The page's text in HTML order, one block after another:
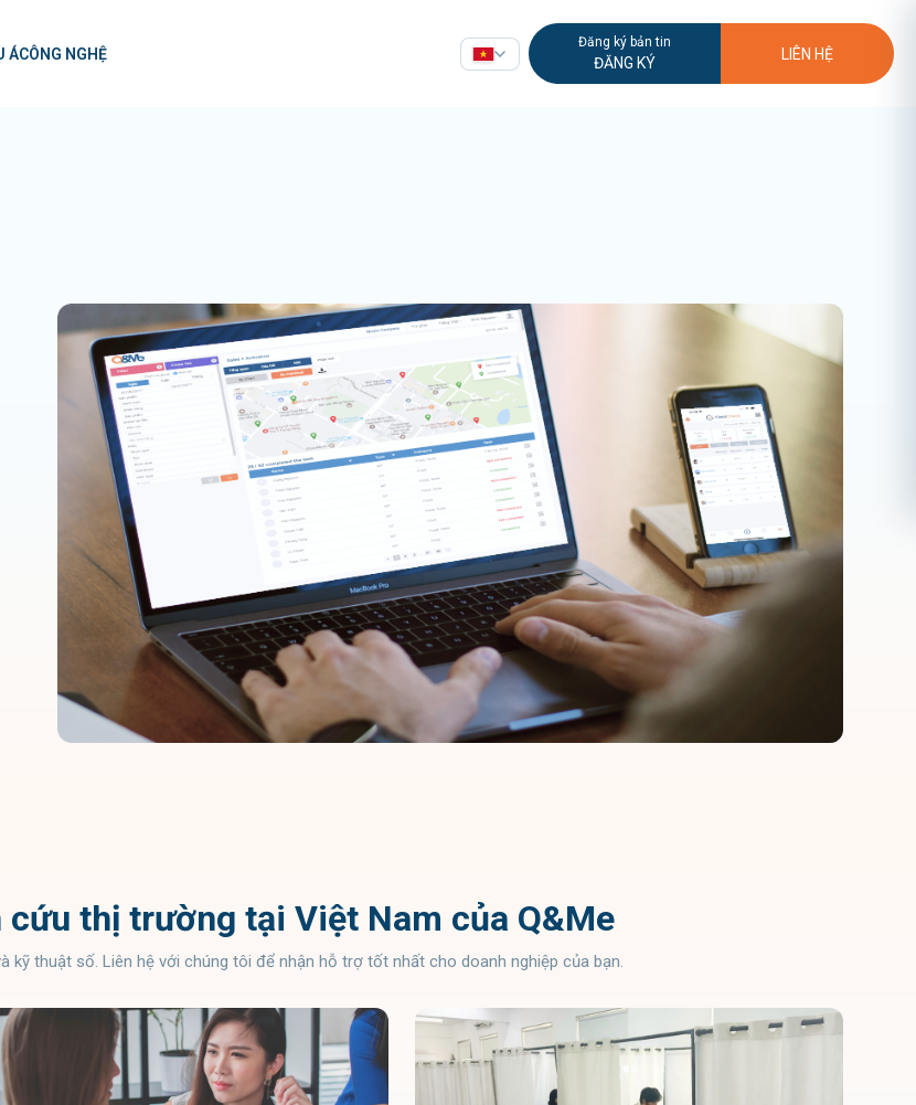
ÁCÔNG NGHỆ
Đăng ký bản tin
ĐĂNG KÝ
LIÊN HỆ
thị trường tại Việt Nam của Q&Me
thuật số. Liên hệ với chúng tôi để nhận hỗ trợ tốt nhất cho doanh nghiệp của bạn.